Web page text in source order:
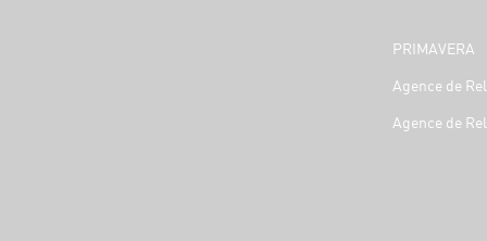
PRIMAVERA
Agence de
Agence de